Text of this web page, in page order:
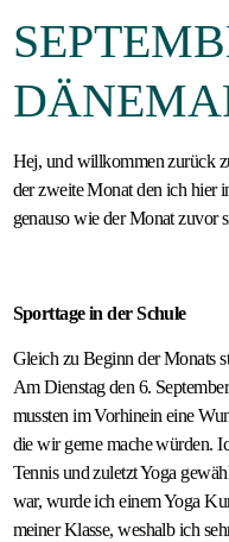
Hej, und willkommen zurück
der zweite Monat den ich hier
genauso wie der Monat zuvor
Sporttage in der Schule
Gleich zu Beginn der Monats
Am Dienstag den 6.
mussten im Vorhinein eine
die wir gerne mache würden.
Tennis und zuletzt Yoga
war, wurde ich einem Yoga
meiner Klasse, weshalb ich